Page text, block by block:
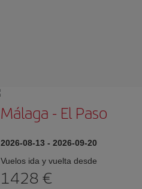
Málaga - El Paso
2026-08-13 - 2026-09-20
Vuelos ida y vuelta desde
1428 €